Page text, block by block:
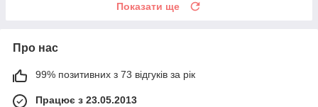
Показати ще
Про нас
99% позитивних з 73 відгуків за рік
Працює з 23.05.2013